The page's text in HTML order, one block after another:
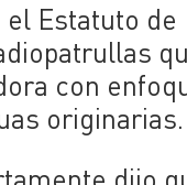
Estatuto de
con
originarias.